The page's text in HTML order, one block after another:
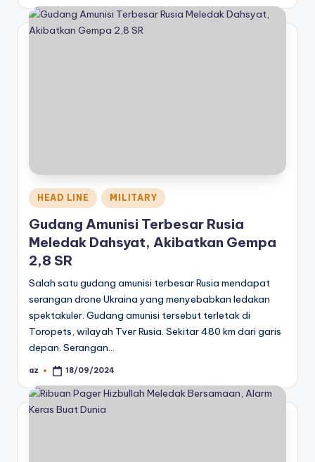
Posted
in
HEAD LINE MILITARY
Gudang Amunisi Terbesar Rusia
Meledak Dahsyat, Akibatkan Gempa
2,8 SR
Salah satu gudang amunisi terbesar Rusia mendapat
serangan drone Ukraina yang menyebabkan ledakan
spektakuler. Gudang amunisi tersebut terletak di
Toropets, wilayah Tver Rusia. Sekitar 480 km dari garis
depan. Serangan…
Posted
az 18/09/2024